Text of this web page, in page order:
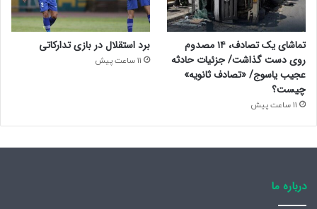
و طرفداران باشد و نه منبع یاس و ناامیدی و اعمال زشت و
ناپسند. چون دادگاه و دادسرا و زندان و شلاق مجازات مجرمان باید
باشد و نه سلبریتی های چون پژمان جمشیدی و امیداریم این
پرونده هشداری باشد به دیگر افراد معروف که “اصالت و نجابت”
محصول ذات افراد است و پول و سرمایه اگر دست اهلش نباشد
منشا ذلت خواهد شد.
منبع
تماشای یک تصادف، ۱۴ مصدوم
روی دست گذاشت/ جزئیات حادثه
عجیب یاسوج/ «تصادف ثانویه»
چیست؟
11 ساعت پیش
برد استقلال در بازی تدارکاتی
11 ساعت پیش
درباره ما